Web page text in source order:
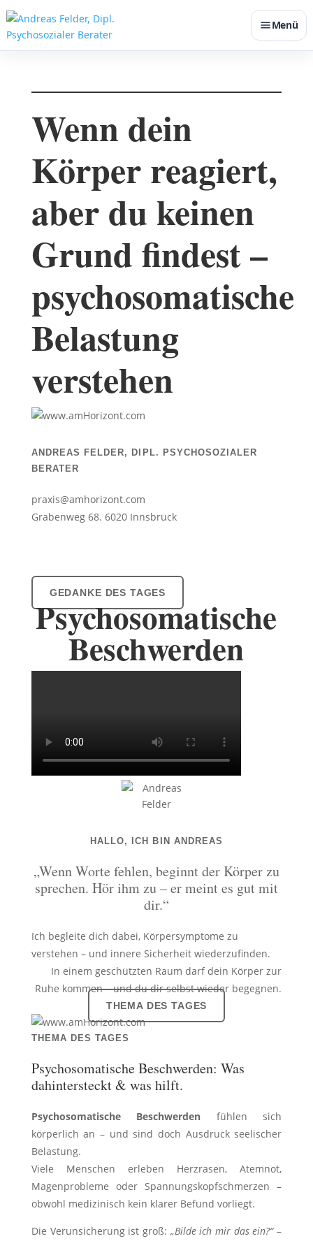
Menü
Wenn dein
Körper reagiert,
aber du keinen
Grund findest –
psychosomatische
Belastung
verstehen
ANDREAS FELDER, DIPL. PSYCHOSOZIALER
BERATER
praxis@amhorizont.com
Grabenweg 68. 6020 Innsbruck
GEDANKE DES TAGES
Psychosomatische
Beschwerden
HALLO, ICH BIN ANDREAS
„Wenn Worte fehlen, beginnt der Körper zu
sprechen. Hör ihm zu – er meint es gut mit
dir.“
Ich begleite dich dabei, Körpersymptome zu
verstehen – und innere Sicherheit wiederzufinden.
In einem geschützten Raum darf dein Körper zur
Ruhe kommen – und du dir selbst wieder begegnen.
THEMA DES TAGES
THEMA DES TAGES
Psychosomatische Beschwerden: Was
dahintersteckt & was hilft.
Psychosomatische Beschwerden fühlen sich
körperlich an – und sind doch Ausdruck seelischer
Belastung.
Viele Menschen erleben Herzrasen, Atemnot,
Magenprobleme oder Spannungskopfschmerzen –
obwohl medizinisch kein klarer Befund vorliegt.
Die Verunsicherung ist groß: „Bilde ich mir das ein?“–